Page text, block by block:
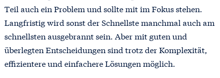
Teil auch ein Problem und sollte mit im Fokus stehen.
Langfristig wird sonst der Schnellste manchmal auch am
schnellsten ausgebrannt sein. Aber mit guten und
überlegten Entscheidungen sind trotz der Komplexität,
effizientere und einfachere Lösungen möglich.